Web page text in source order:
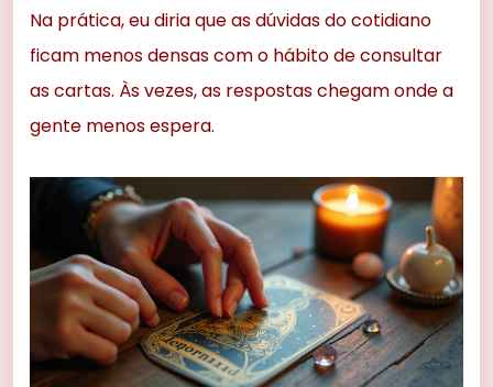
Na prática, eu diria que as dúvidas do cotidiano
ficam menos densas com o hábito de consultar
as cartas. Às vezes, as respostas chegam onde a
gente menos espera.